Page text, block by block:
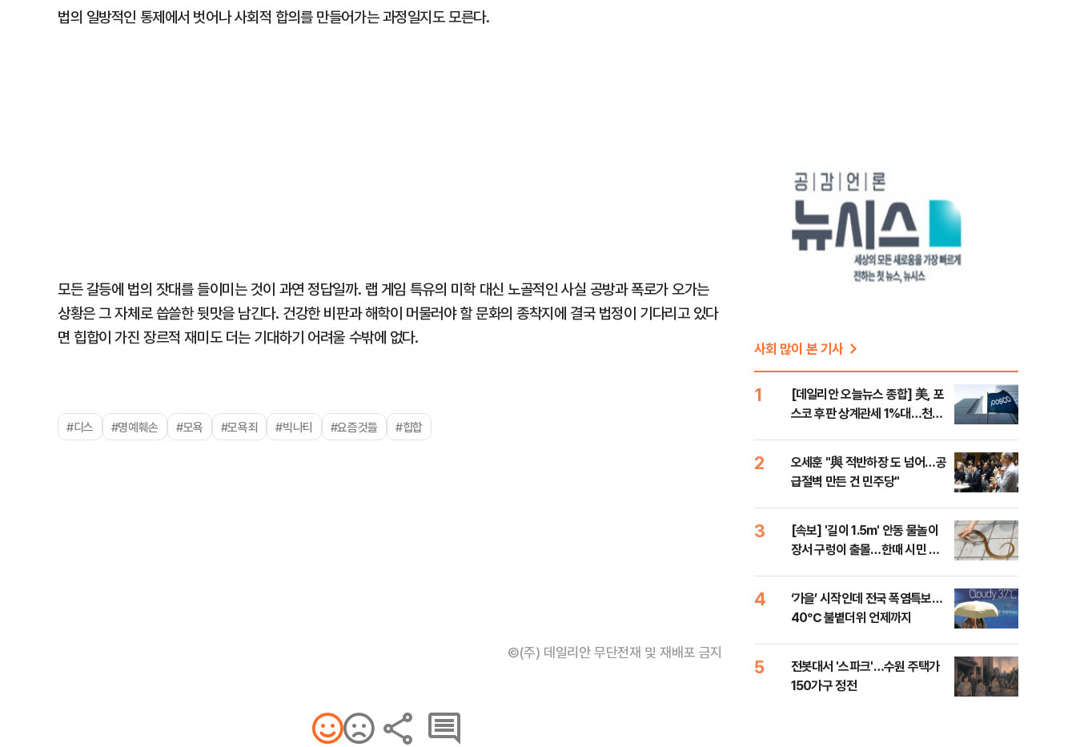
법의 일방적인 통제에서 벗어나 사회적 합의를 만들어가는 과정일지도 모른다.
모든 갈등에 법의 잣대를 들이미는 것이 과연 정답일까. 랩 게임 특유의 미학 대신 노골적인 사실 공방과 폭로가 오가는
상황은 그 자체로 씁쓸한 뒷맛을 남긴다. 건강한 비판과 해학이 머물러야 할 문화의 종착지에 결국 법정이 기다리고 있다
면 힙합이 가진 장르적 재미도 더는 기대하기 어려울 수밖에 없다.
#디스 #명예훼손 #모욕 #모욕죄 #빅나티 #요즘것들 #힙합
©(주) 데일리안 무단전재 및 재배포 금지
사회 많이 본 기사
1
[데일리안 오늘뉴스 종합] 美, 포
스코 후판 상계관세 1%대…천하
2
오세훈 "與 적반하장 도 넘어…공
급절벽 만든 건 민주당"
3
[속보] '길이 1.5m' 안동 물놀이
장서 구렁이 출몰…한때 시민 대
4
‘가을’ 시작인데 전국 폭염특보…
40℃ 불볕더위 언제까지
5
전봇대서 '스파크'…수원 주택가
150가구 정전